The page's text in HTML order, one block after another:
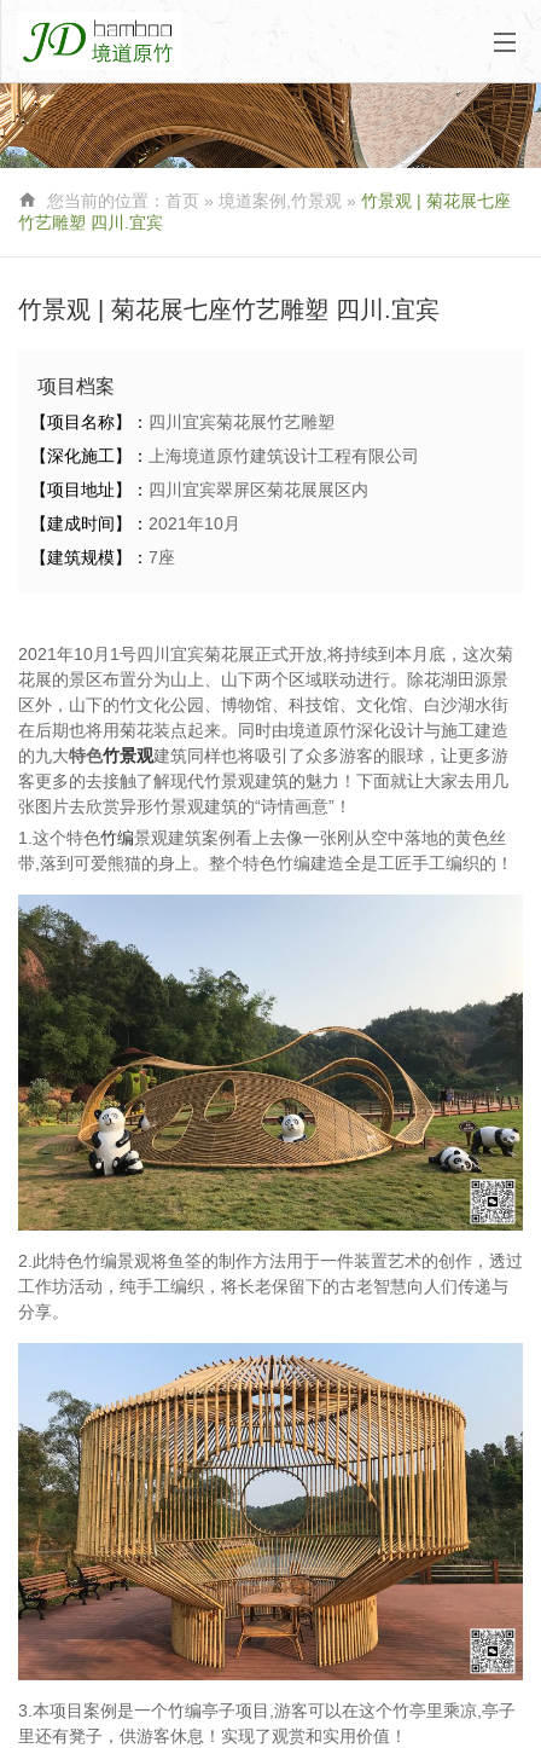
 您当前的位置： 首页 » 境道案例 竹景观 » 竹景观 | 菊花展七座
竹艺雕塑 四川.宜宾
竹景观 | 菊花展七座竹艺雕塑 四川.宜宾
项目档案
【项目名称】： 四川宜宾菊花展竹艺雕塑
【深化施工】：
上海境道原竹建筑设计工程有限公司
【项目地址】： 四川宜宾翠屏区菊花展展区内
【建成时间】： 2021年10月
【建筑规模】： 7座
2021年10月1号四川宜宾菊花展正式开放,将持续到本月底，这次菊
花展的景区布置分为山上、山下两个区域联动进行。除花湖田源景
区外，山下的竹文化公园、博物馆、科技馆、文化馆、白沙湖水街
在后期也将用菊花装点起来。同时由境道原竹深化设计与施工建造
的九大特色竹景观建筑同样也将吸引了众多游客的眼球，让更多游
客更多的去接触了解现代竹景观建筑的魅力！下面就让大家去用几
张图片去欣赏异形竹景观建筑的“诗情画意”！
1.这个特色竹编景观建筑案例看上去像一张刚从空中落地的黄色丝
带,落到可爱熊猫的身上。整个特色竹编建造全是工匠手工编织的！
2.此特色竹编景观将鱼筌的制作方法用于一件装置艺术的创作，透过
工作坊活动，纯手工编织，将长老保留下的古老智慧向人们传递与
分享。
3.本项目案例是一个竹编亭子项目,游客可以在这个竹亭里乘凉,亭子
里还有凳子，供游客休息！实现了观赏和实用价值！